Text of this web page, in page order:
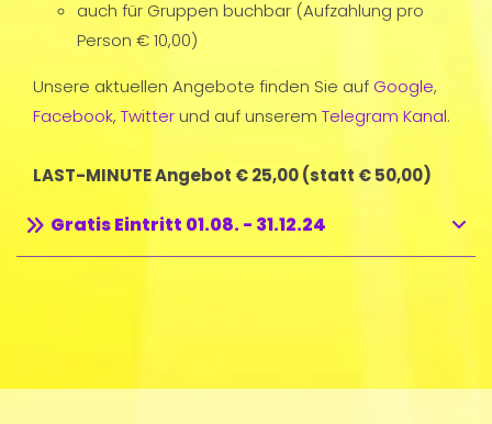
auch für Gruppen buchbar (Aufzahlung pro
Person € 10,00)
Unsere aktuellen Angebote finden Sie auf Google,
Facebook, Twitterund auf unserem Telegram Kanal.
LAST-MINUTE Angebot € 25,00 (statt € 50,00)
Gratis Eintritt 01.08. - 31.12.24